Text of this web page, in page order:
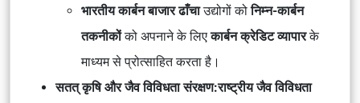
भारतीय कार्बन बाजार ढाँचाउद्योगों कोनिम्न-कार्बन
तकनीकोंको अपनाने के लिएकार्बन क्रेडिट व्यापारके
माध्यम से प्रोत्साहित करता है।
सतत् कृषि और जैव विविधता संरक्षण:राष्ट्रीय जैव विविधता